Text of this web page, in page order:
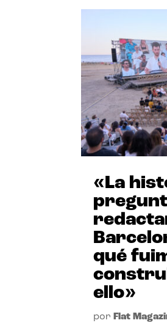
«La
qué
ello»
por Flat